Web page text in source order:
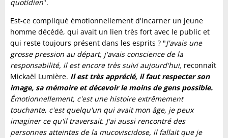
quotidien".
Est-ce compliqué émotionnellement d'incarner un jeune
homme décédé, qui avait un lien très fort avec le public et
qui reste toujours présent dans les esprits ? "J'avais une
grosse pression au départ, j'avais conscience de la
responsabilité, il est encore très suivi aujourd'hui, reconnaît
Mickaël Lumière. Il est très apprécié, il faut respecter son
image, sa mémoire et décevoir le moins de gens possible.
Émotionnellement, c'est une histoire extrêmement
touchante, c'est quelqu'un qui avait mon âge, je peux
imaginer ce qu'il traversait. J'ai aussi rencontré des
personnes atteintes de la mucoviscidose, il fallait que je